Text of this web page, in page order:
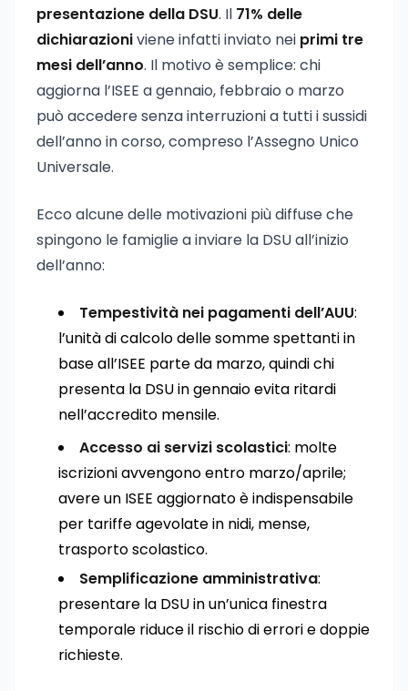
presentazione della DSU. Il 71% delle
dichiarazioniviene infatti inviato nei primi tre
mesi dell’anno. Il motivo è semplice: chi
aggiorna l’ISEE a gennaio, febbraio o marzo
può accedere senza interruzioni a tutti i sussidi
dell’anno in corso, compreso l’Assegno Unico
Universale.
Ecco alcune delle motivazioni più diffuse che
spingono le famiglie a inviare la DSU all’inizio
dell’anno:
Tempestività nei pagamenti dell’AUU:
l’unità di calcolo delle somme spettanti in
base all’ISEE parte da marzo, quindi chi
presenta la DSU in gennaio evita ritardi
nell’accredito mensile.
Accesso ai servizi scolastici: molte
iscrizioni avvengono entro marzo/aprile;
avere un ISEE aggiornato è indispensabile
per tariffe agevolate in nidi, mense,
trasporto scolastico.
Semplificazione amministrativa:
presentare la DSU in un’unica finestra
temporale riduce il rischio di errori e doppie
richieste.